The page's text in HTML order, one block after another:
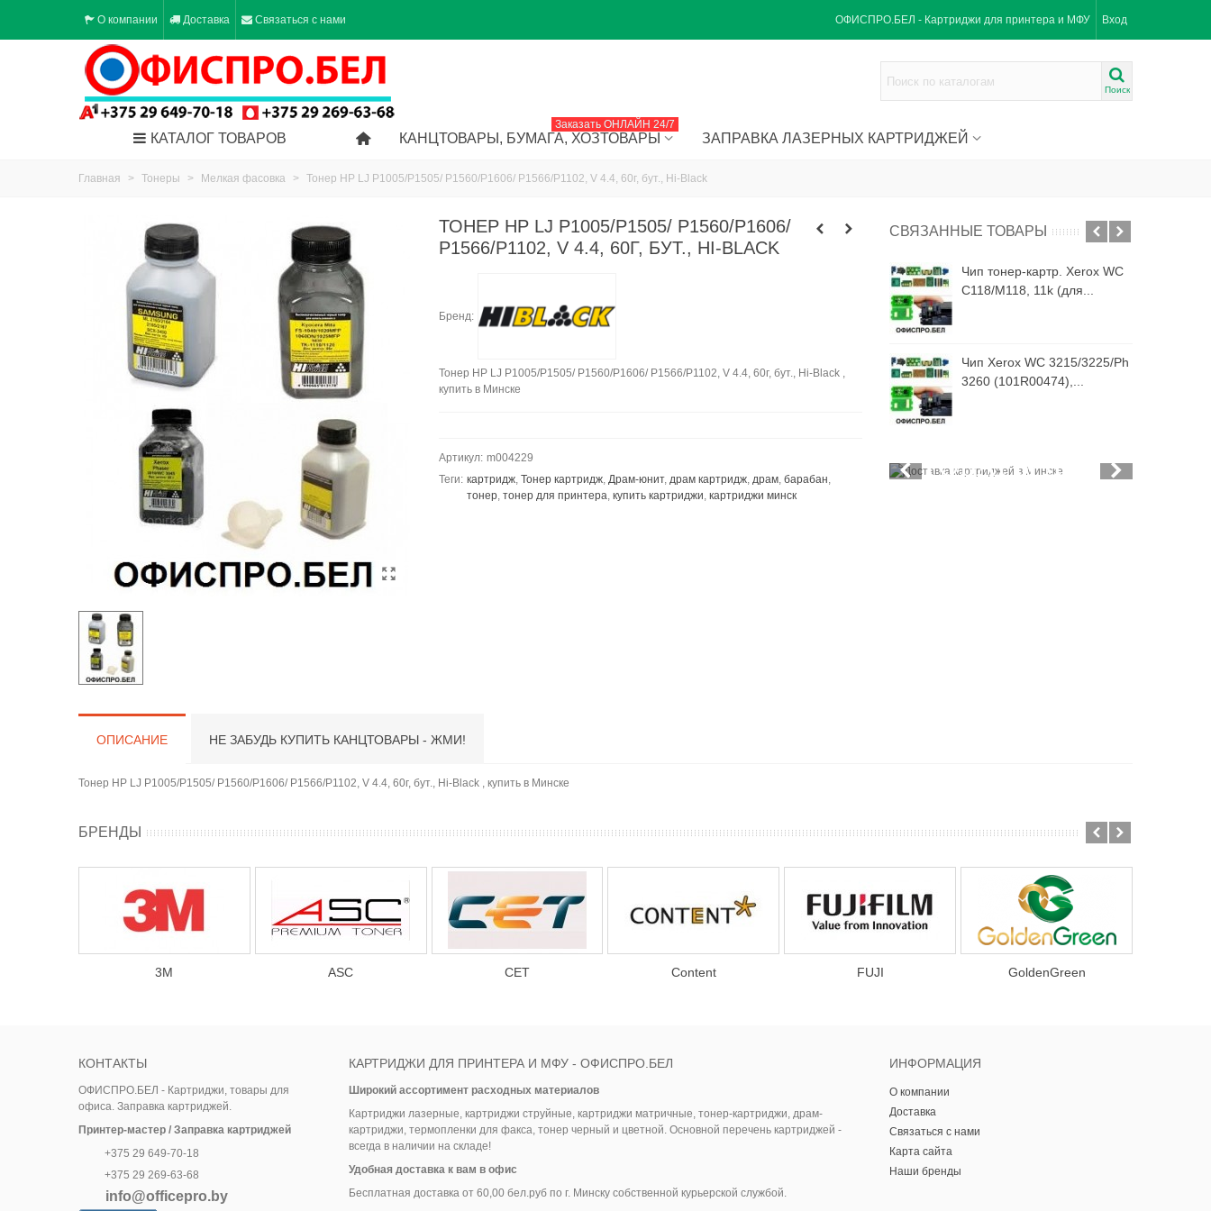
О компании Доставка Связаться с нами ОФИСПРО.БЕЛ - Картриджи для принтера и МФУ Вход
Поиск
КАТАЛОГ ТОВАРОВ КАНЦТОВАРЫ, БУМАГА, ХОЗТОВАРЫ
Заказать ОНЛАЙН 24/7
ЗАПРАВКА ЛАЗЕРНЫХ КАРТРИДЖЕЙ
Главная > Тонеры > Мелкая фасовка > Тонер HP LJ P1005/P1505/ P1560/P1606/ P1566/P1102, V 4.4, 60г, бут., Hi-Black
ТОНЕР HP LJ P1005/P1505/ P1560/P1606/
P1566/P1102, V 4.4, 60Г, БУТ., HI-BLACK
Бренд:
Тонер HP LJ P1005/P1505/ P1560/P1606/ P1566/P1102, V 4.4, 60г, бут., Hi-Black ,
купить в Минске
Артикул: m004229
Теги: картридж, Тонер картридж, Драм-юнит, драм картридж, драм, барабан
тонер, тонер для принтера купить картриджи картриджи минск
СВЯЗАННЫЕ ТОВАРЫ
3260 (101R00474),...
Чип тонер-картр. Xerox WC
C118/M118, 11k (для...
Чип Xerox WC 3215/3225/Ph
3260 (101R00474),...
КАРТРИДЖИ
ТОВАРЫ ДЛЯ
ОПИСАНИЕ НЕ ЗАБУДЬ КУПИТЬ КАНЦТОВАРЫ - ЖМИ!
Тонер HP LJ P1005/P1505/ P1560/P1606/ P1566/P1102, V 4.4, 60г, бут., Hi-Black , купить в Минске
БРЕНДЫ
3М ASC CET Content FUJI GoldenGreen
КОНТАКТЫ
ОФИСПРО.БЕЛ - Картриджи, товары для
офиса. Заправка картриджей.
Принтер-мастер / Заправка картриджей
+375 29 649-70-18
+375 29 269-63-68
info@officepro.by
КАРТРИДЖИ ДЛЯ ПРИНТЕРА И МФУ - ОФИСПРО.БЕЛ
Широкий ассортимент расходных материалов
Картриджи лазерные, картриджи струйные, картриджи матричные, тонер-картриджи, драм-
картриджи, термопленки для факса, тонер черный и цветной. Основной перечень картриджей -
всегда в наличии на складе!
Удобная доставка к вам в офис
Бесплатная доставка от 60,00 бел.руб по г. Минску собственной курьерской службой.
ИНФОРМАЦИЯ
О компании
Доставка
Связаться с нами
Карта сайта
Наши бренды